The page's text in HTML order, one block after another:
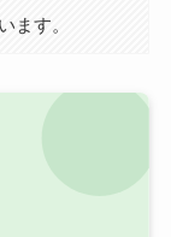
ます。